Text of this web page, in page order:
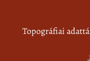
Topográfiai